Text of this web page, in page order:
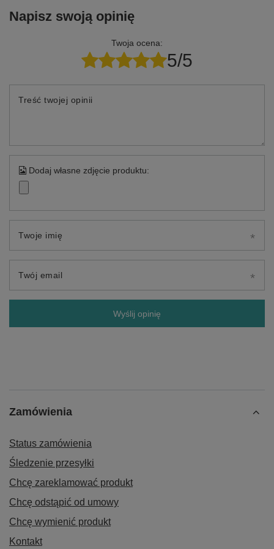
Napisz swoją opinię
Twoja ocena:
5/5
Treść twojej opinii
Dodaj własne zdjęcie produktu:
Twoje imię
Twój email
Wyślij opinię
Zamówienia
Status zamówienia
Śledzenie przesyłki
Chcę zareklamować produkt
Chcę odstąpić od umowy
Chcę wymienić produkt
Kontakt